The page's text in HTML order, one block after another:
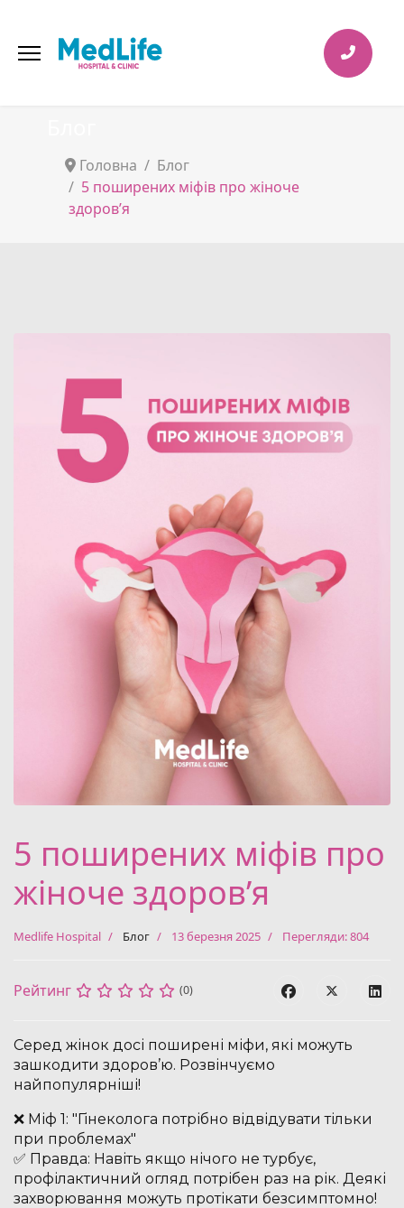
Головна
Блог
5 поширених міфів про жіноче
здоровʼя
5 поширених міфів про
жіноче здоровʼя
Medlife Hospital Блог 13 березня 2025 Перегляди: 804
Рейтинг (0)
Серед жінок досі поширені міфи, які можуть
зашкодити здоров’ю. Розвінчуємо
найпопулярніші!
❌ Міф 1: "Гінеколога потрібно відвідувати тільки
при проблемах"
✅ Правда: Навіть якщо нічого не турбує,
профілактичний огляд потрібен раз на рік. Деякі
захворювання можуть протікати безсимптомно!